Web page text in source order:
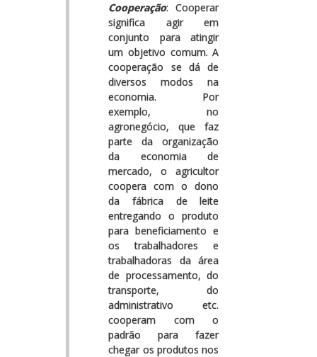
Cooperação: Cooperar
significa agir em
conjunto para atingir
um objetivo comum. A
cooperação se dá de
diversos modos na
economia. Por
exemplo, no
agronegócio, que faz
parte da organização
da economia de
mercado, o agricultor
coopera com o dono
da fábrica de leite
entregando o produto
para beneficiamento e
os trabalhadores e
trabalhadoras da área
de processamento, do
transporte, do
administrativo etc.
cooperam com o
padrão para fazer
chegar os produtos nos